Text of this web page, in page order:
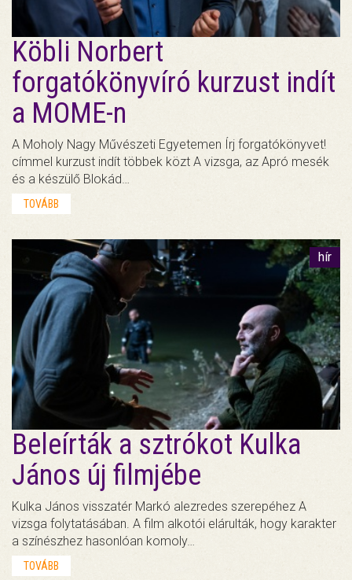
Köbli Norbert
forgatókönyvíró kurzust indít
a MOME-n
A Moholy Nagy Művészeti Egyetemen Írj forgatókönyvet!
címmel kurzust indít többek közt A vizsga, az Apró mesék
és a készülő Blokád…
TOVÁBB
hír
Beleírták a sztrókot Kulka
János új filmjébe
Kulka János visszatér Markó alezredes szerepéhez A
vizsga folytatásában. A film alkotói elárulták, hogy karakter
a színészhez hasonlóan komoly…
TOVÁBB